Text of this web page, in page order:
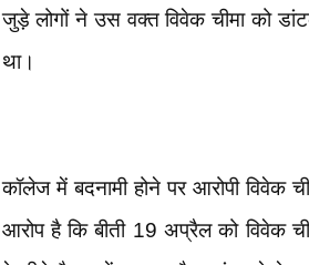
जुड़े लोगों ने उस वक्त विवेक चीमा को
था।
कॉलेज में बदनामी होने पर आरोपी विवेक
आरोप है कि बीती 19 अप्रैल को विवेक